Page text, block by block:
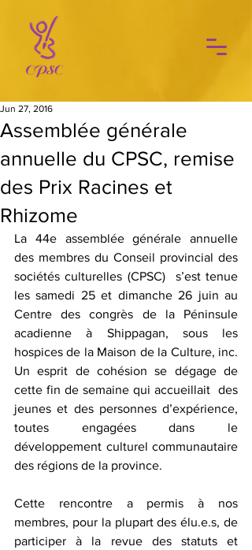
Assemblée générale
annuelle du CPSC, remise
des Prix Racines et
Rhizome
Jun 27, 2016
La 44e assemblée générale annuelle
des membres du Conseil provincial des
sociétés culturelles (CPSC)  s’est tenue
les samedi 25 et dimanche 26 juin au
Centre des congrès de la Péninsule
acadienne à Shippagan, sous les
hospices de la Maison de la Culture, inc.
Un esprit de cohésion se dégage de
cette fin de semaine qui accueillait  des
jeunes et des personnes d’expérience,
toutes engagées dans le
développement culturel communautaire
des régions de la province.
Cette rencontre a permis à nos
membres, pour la plupart des élu.e.s, de
participer à la revue des statuts et